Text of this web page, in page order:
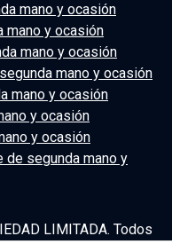
mano y ocasión
mano y ocasión
mano y ocasión
mano y ocasión
mano y ocasión
y ocasión
y ocasión
segunda mano y
LIMITADA. Todos